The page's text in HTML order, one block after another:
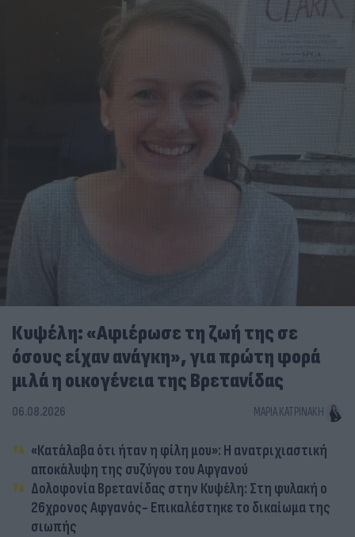
Κυψέλη: «Αφιέρωσε τη ζωή της σε
όσους είχαν ανάγκη», για πρώτη φορά
μιλά η οικογένεια της Βρετανίδας
06.08.2026 ΜΑΡΊΑ ΚΑΤΡΙΝΆΚΗ
«Κατάλαβα ότι ήταν η φίλη μου»: Η ανατριχιαστική
αποκάλυψη της συζύγου του Αφγανού
Δολοφονία Βρετανίδας στην Κυψέλη: Στη φυλακή ο
26χρονος Αφγανός- Επικαλέστηκε το δικαίωμα της
σιωπής